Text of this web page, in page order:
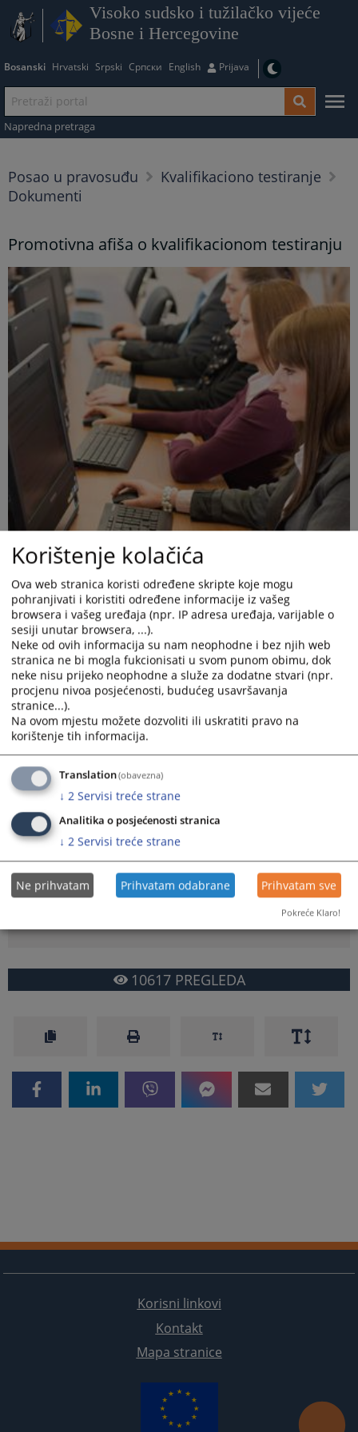
Visoko sudsko i tužilačko vijeće
Bosne i Hercegovine
Bosanski Hrvatski Srpski Српски English Prijava
Napredna pretraga
Posao u pravosuđu
Kvalifikaciono testiranje
Dokumenti
Promotivna afiša o kvalifikacionom testiranju
Jedan od glavnih ciljeva je unaprijediti objektivnost, efikasnost i
transparentnost postupka imenovanja nosilaca pravosudnih
funkcija.
Prikazana vijest je na
Bosanski jezik
Vijest dostupna još na
English language
Prateći dokumenti
10617PREGLEDA
Korisni linkovi
Kontakt
Mapa stranice
Korištenje kolačića
Ova web stranica koristi određene skripte koje mogu
pohranjivati i koristiti određene informacije iz vašeg
browsera i vašeg uređaja (npr. IP adresa uređaja, varijable o
sesiji unutar browsera, ...).
Neke od ovih informacija su nam neophodne i bez njih web
stranica ne bi mogla fukcionisati u svom punom obimu, dok
neke nisu prijeko neophodne a služe za dodatne stvari (npr.
procjenu nivoa posjećenosti, budućeg usavršavanja
stranice...).
Na ovom mjestu možete dozvoliti ili uskratiti pravo na
korištenje tih informacija.
Translation(obavezna)
↓ 2 Servisi treće strane
Analitika o posjećenosti stranica
↓ 2 Servisi treće strane
Ne prihvatam Prihvatam odabrane Prihvatam sve
Pokreće Klaro!